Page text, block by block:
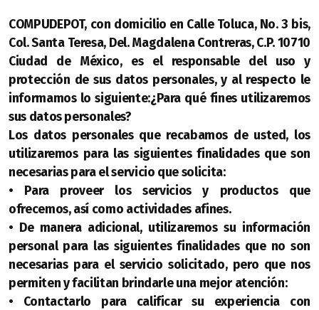
COMPUDEPOT, con domicilio en Calle Toluca, No. 3 bis,
Col. Santa Teresa, Del. Magdalena Contreras, C.P. 10710
Ciudad de México, es el responsable del uso y
protección de sus datos personales, y al respecto le
informamos lo siguiente:¿Para qué fines utilizaremos
sus datos personales?
Los datos personales que recabamos de usted, los
utilizaremos para las siguientes finalidades que son
necesarias para el servicio que solicita:
• Para proveer los servicios y productos que
ofrecemos, así como actividades afines.
• De manera adicional, utilizaremos su información
personal para las siguientes finalidades que no son
necesarias para el servicio solicitado, pero que nos
permiten y facilitan brindarle una mejor atención:
• Contactarlo para calificar su experiencia con